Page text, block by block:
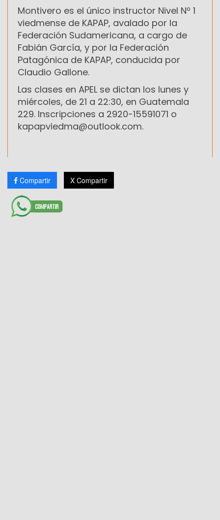
Montivero es el único instructor Nivel Nº 1
viedmense de KAPAP, avalado por la
Federación Sudamericana, a cargo de
Fabián García, y por la Federación
Patagónica de KAPAP, conducida por
Claudio Gallone.
Las clases en APEL se dictan los lunes y
miércoles, de 21 a 22:30, en Guatemala
229. Inscripciones a 2920-15591071 o
kapapviedma@outlook.com.
Compartir X Compartir